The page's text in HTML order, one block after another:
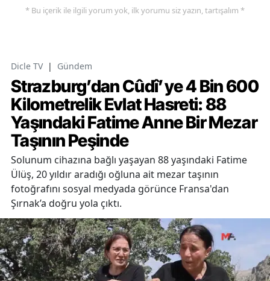
* Bu içerik ile ilgili yorum yok, ilk yorumu siz yazın, tartışalım *
Dicle TV | Gündem
Strazburg’dan Cûdî’ye 4 Bin 600
Kilometrelik Evlat Hasreti: 88
Yaşındaki Fatime Anne Bir Mezar
Taşının Peşinde
Solunum cihazına bağlı yaşayan 88 yaşındaki Fatime
Ülüş, 20 yıldır aradığı oğluna ait mezar taşının
fotoğrafını sosyal medyada görünce Fransa'dan
Şırnak’a doğru yola çıktı.